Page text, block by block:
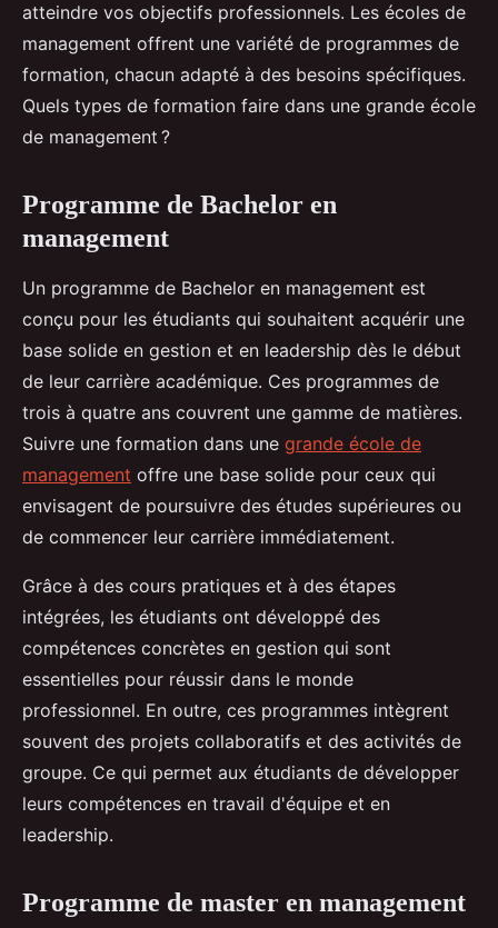
atteindre vos objectifs professionnels. Les écoles de
management offrent une variété de programmes de
formation, chacun adapté à des besoins spécifiques.
Quels types de formation faire dans une grande école
de management ?
Programme de Bachelor en
management
Un programme de Bachelor en management est
conçu pour les étudiants qui souhaitent acquérir une
base solide en gestion et en leadership dès le début
de leur carrière académique. Ces programmes de
trois à quatre ans couvrent une gamme de matières.
Suivre une formation dans une grande école de
management offre une base solide pour ceux qui
envisagent de poursuivre des études supérieures ou
de commencer leur carrière immédiatement.
Grâce à des cours pratiques et à des étapes
intégrées, les étudiants ont développé des
compétences concrètes en gestion qui sont
essentielles pour réussir dans le monde
professionnel. En outre, ces programmes intègrent
souvent des projets collaboratifs et des activités de
groupe. Ce qui permet aux étudiants de développer
leurs compétences en travail d'équipe et en
leadership.
Programme de master en management